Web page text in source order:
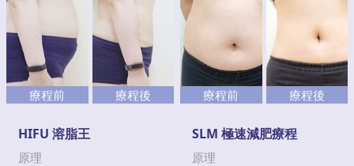
療程前 療程後 療程前 療程後
HIFU 溶脂王
原理
SLM 極速減肥療程
原理